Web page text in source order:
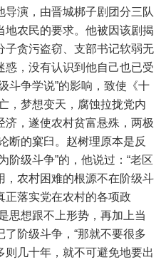
导演，由晋城梆子剧团分三队
农民的要求。他被因该剧揭
子贪污盗窃、支部书记软弱无
惑，没有认识到他自己也已受
斗争学说”的影响，致使《十
，梦想变天，腐蚀拉拢党内
，遂使农村贫富悬殊，两极
断的窠臼。赵树理原本是反
阶级斗争”的，他说过：“老区
，农村困难的根源不在阶级斗
正落实党在农村的各项政
思想跟不上形势，再加上当
阶级斗争，“那就不要很多
几十年，就不可避免地要出